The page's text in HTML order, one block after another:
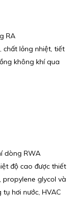
RA
chất lỏng nhiệt, tiết
không khí qua
dòng RWA
độ cao được thiết
propylene glycol và
hơi nước, HVAC